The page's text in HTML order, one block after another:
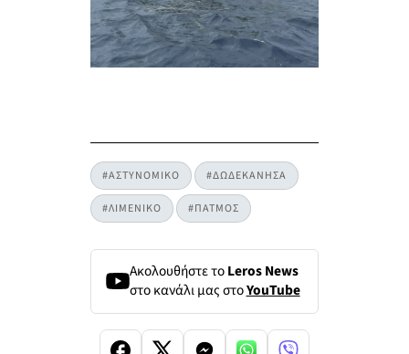
#ΑΣΤΥΝΟΜΙΚΟ #ΔΩΔΕΚΑΝΗΣΑ
#ΛΙΜΕΝΙΚΟ #ΠΑΤΜΟΣ
Ακολουθήστε τοLeros News
στο κανάλι μας στοYouTube